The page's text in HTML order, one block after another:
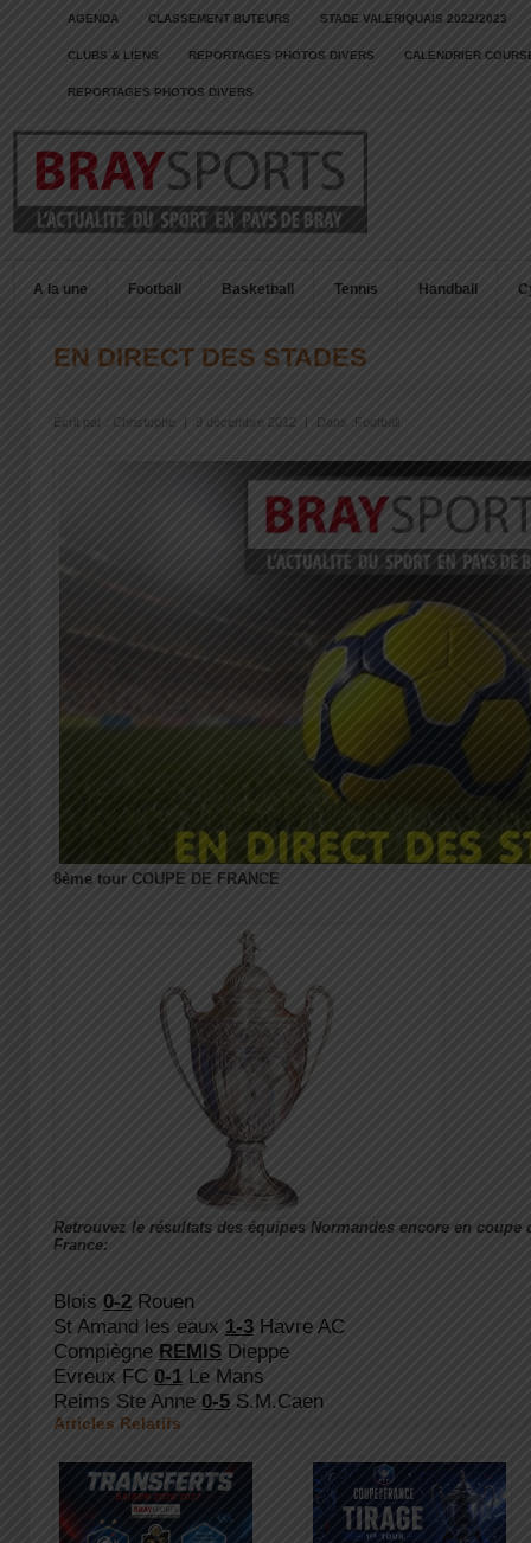
AGENDA CLASSEMENT BUTEURS STADE VALERIQUAIS 2022/2023
CLUBS & LIENS REPORTAGES PHOTOS DIVERS CALENDRIER
REPORTAGES PHOTOS DIVERS
A la une Football Basketball Tennis Handball
EN DIRECT DES STADES
Écrit par : Christophe 9 décembre 2012 | Dans : Football
8ème tour COUPE DE FRANCE
Retrouvez le résultats des équipes Normandes encore en coupe
France:
Blois 0-2 Rouen
St Amand les eaux 1-3 Havre AC
Compiègne REMIS Dieppe
Evreux FC 0-1 Le Mans
Reims Ste Anne 0-5 S.M.Caen
Articles Relatifs